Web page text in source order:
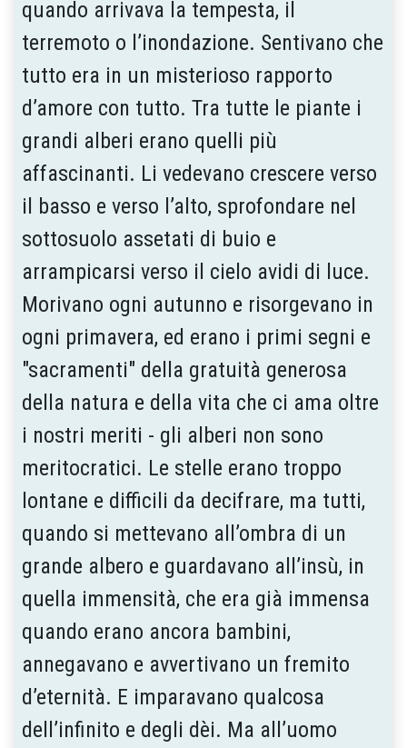
quando arrivava la tempesta, il
terremoto o l’inondazione. Sentivano che
tutto era in un misterioso rapporto
d’amore con tutto. Tra tutte le piante i
grandi alberi erano quelli più
affascinanti. Li vedevano crescere verso
il basso e verso l’alto, sprofondare nel
sottosuolo assetati di buio e
arrampicarsi verso il cielo avidi di luce.
Morivano ogni autunno e risorgevano in
ogni primavera, ed erano i primi segni e
"sacramenti" della gratuità generosa
della natura e della vita che ci ama oltre
i nostri meriti - gli alberi non sono
meritocratici. Le stelle erano troppo
lontane e difficili da decifrare, ma tutti,
quando si mettevano all’ombra di un
grande albero e guardavano all’insù, in
quella immensità, che era già immensa
quando erano ancora bambini,
annegavano e avvertivano un fremito
d’eternità. E imparavano qualcosa
dell’infinito e degli dèi. Ma all’uomo